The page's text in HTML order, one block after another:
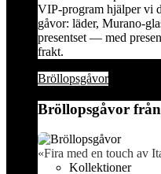
VIP-program hjälper vi
gåvor: läder, Murano-
presentset — med
frakt.
Bröllopsgåvor
Bröllopsgåvor
«Fira med en touch av
Kollektioner